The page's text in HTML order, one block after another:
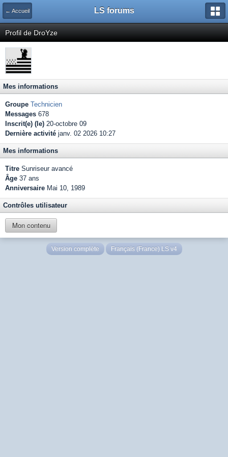
← Accueil LS forums
Profil de DroYze
Mes informations
Groupe Technicien
Messages 678
Inscrit(e) (le) 20-octobre 09
Dernière activité janv. 02 2026 10:27
Mes informations
Titre Sunriseur avancé
Âge 37 ans
Anniversaire Mai 10, 1989
Contrôles utilisateur
Mon contenu
Version complète Français (France) LS v4